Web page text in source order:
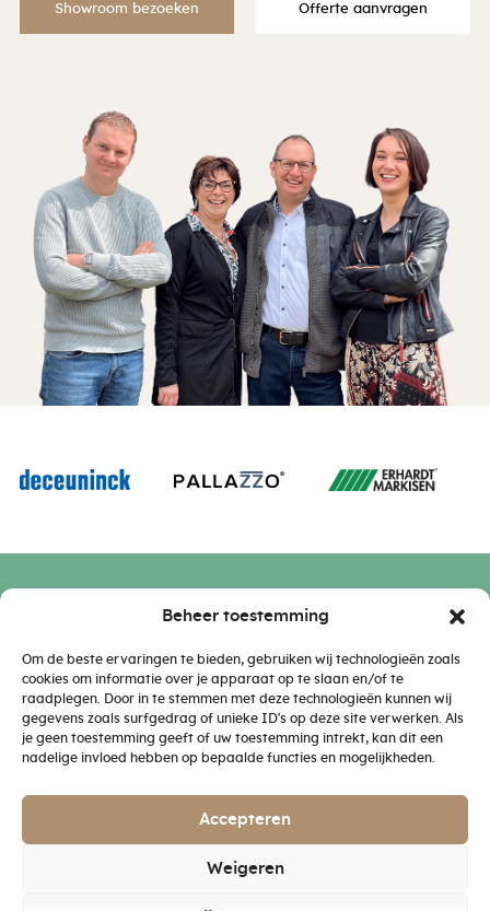
Beheer toestemming
Om de beste ervaringen te bieden, gebruiken wij technologieën zoals
cookies om informatie over je apparaat op te slaan en/of te
raadplegen. Door in te stemmen met deze technologieën kunnen wij
gegevens zoals surfgedrag of unieke ID's op deze site verwerken. Als
je geen toestemming geeft of uw toestemming intrekt, kan dit een
nadelige invloed hebben op bepaalde functies en mogelijkheden.
Accepteren
Weigeren
Showroom bezoeken Offerte aanvragen
Glacisweg 36
4561 HG, Hulst
Contact
Openingstijden
Maandag:
Dinsdag:
Woensdag:
Donderdag:
Vrijdag:
van 09.00 – 16.30
van 09.00 – 16.30
van 09.00 – 16.30
van 09.00 – 16.30
van 09.00 – 16.30
Privacy verklaring /